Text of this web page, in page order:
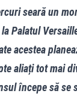
seară un
Palatul
acestea
aliați tot mai
începe să se